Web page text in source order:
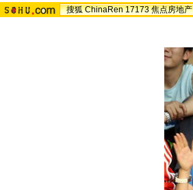
搜狐 ChinaRen 17173 焦点房地产